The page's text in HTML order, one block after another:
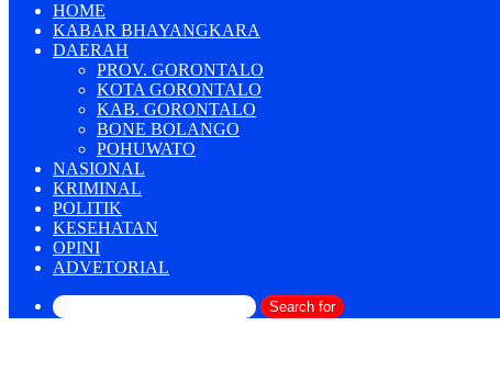
HOME
KABAR BHAYANGKARA
DAERAH
PROV. GORONTALO
KOTA GORONTALO
KAB. GORONTALO
BONE BOLANGO
POHUWATO
NASIONAL
KRIMINAL
POLITIK
KESEHATAN
OPINI
ADVETORIAL
Search for